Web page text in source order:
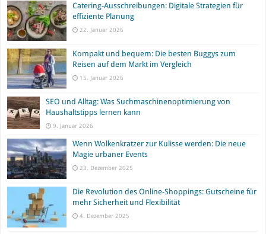
Catering-Ausschreibungen: Digitale Strategien für
effiziente Planung
22. Januar 2026
Kompakt und bequem: Die besten Buggys zum
Reisen auf dem Markt im Vergleich
15. Januar 2026
SEO und Alltag: Was Suchmaschinenoptimierung von
Haushaltstipps lernen kann
9. Januar 2026
Wenn Wolkenkratzer zur Kulisse werden: Die neue
Magie urbaner Events
23. Dezember 2025
Die Revolution des Online-Shoppings: Gutscheine für
mehr Sicherheit und Flexibilität
4. Dezember 2025